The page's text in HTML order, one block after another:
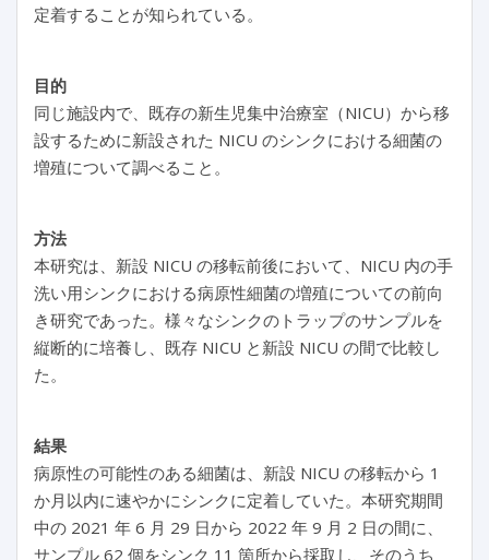
定着することが知られている。
目的
同じ施設内で、既存の新生児集中治療室（NICU）から移
設するために新設された NICU のシンクにおける細菌の
増殖について調べること。
方法
本研究は、新設 NICU の移転前後において、NICU 内の手
洗い用シンクにおける病原性細菌の増殖についての前向
き研究であった。様々なシンクのトラップのサンプルを
縦断的に培養し、既存 NICU と新設 NICU の間で比較し
た。
結果
病原性の可能性のある細菌は、新設 NICU の移転から 1
か月以内に速やかにシンクに定着していた。本研究期間
中の 2021 年 6 月 29 日から 2022 年 9 月 2 日の間に、
サンプル 62 個をシンク 11 箇所から採取し、そのうち